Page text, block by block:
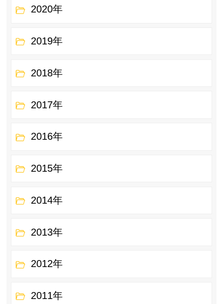
2020年
2019年
2018年
2017年
2016年
2015年
2014年
2013年
2012年
2011年